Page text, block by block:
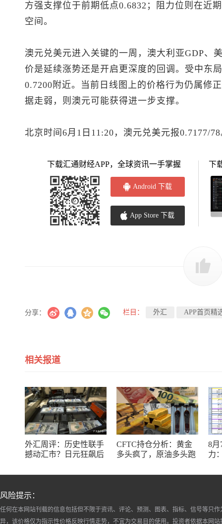
方强支撑位于前期低点0.6832；阻力位则在近
空间。
澳元兑美元进入关键的一周，澳大利亚GDP、
价是延续涨势还是开启更深度的回调。受中东
0.7200附近。当前日线图上的价格行为仍属修
据走弱，则澳元可能获得进一步支撑。
北京时间6月1日11:20， 澳元兑美元报0.7177/
下载汇通财经APP，全球资讯一手掌握
Android 下载
App Store 下载
下
分享： 栏目： 外汇 APP首页精
相关报道
外汇周评：历史性联手
撼动汇市？日元狂飙后
美元刷新七周低点
CFTC持仓分析：黄金
多头疯了，原油多头跑
8月
力
十
风险提示：
任何在本网站刊载的信息包括但不限于资讯、评论、预测、图表、指标、信号等只
异，该价格仅为指示性价格反映行情走势，不宜为交易目的使用。投资者依据本网